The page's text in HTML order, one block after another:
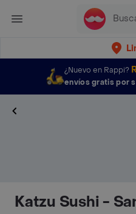
¿Nuevo en Rappi?
envíos gratis por
Katzu Sushi -